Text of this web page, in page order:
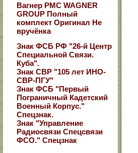
Вагнер РМС WAGNER
GROUP Полный
комплект Оригинал Не
вручёнка
Знак ФСБ РФ "26-й Центр
Специальной Связи.
Куба".
Знак СВР "105 лет ИНО-
СВР-ПГУ"
Знак ФСБ "Первый
Пограничный Кадетский
Военный Корпус."
Спецзнак.
Знак "Управление
Радиосвязи Спецсвязи
ФСО." Спецзнак